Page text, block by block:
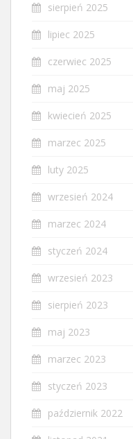
sierpień 2025
lipiec 2025
czerwiec 2025
maj 2025
kwiecień 2025
marzec 2025
luty 2025
wrzesień 2024
marzec 2024
styczeń 2024
wrzesień 2023
sierpień 2023
maj 2023
marzec 2023
styczeń 2023
październik 2022